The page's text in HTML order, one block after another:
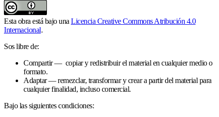
Esta obra está bajo una Licencia Creative Commons Atribución 4.0
Internacional.
Sos libre de:
Compartir — copiar y redistribuir el material en cualquier medio o
formato.
Adaptar — remezclar, transformar y crear a partir del material para
cualquier finalidad, incluso comercial.
Bajo las siguientes condiciones: